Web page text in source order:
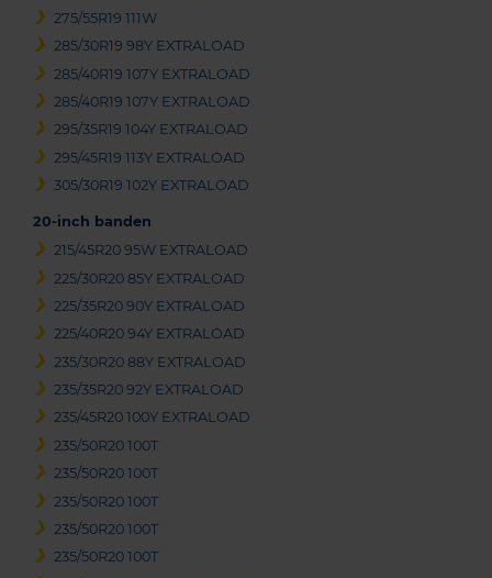
275/55R19 111W
285/30R19 98Y EXTRALOAD
285/40R19 107Y EXTRALOAD
285/40R19 107Y EXTRALOAD
295/35R19 104Y EXTRALOAD
295/45R19 113Y EXTRALOAD
305/30R19 102Y EXTRALOAD
20-inch banden
215/45R20 95W EXTRALOAD
225/30R20 85Y EXTRALOAD
225/35R20 90Y EXTRALOAD
225/40R20 94Y EXTRALOAD
235/30R20 88Y EXTRALOAD
235/35R20 92Y EXTRALOAD
235/45R20 100Y EXTRALOAD
235/50R20 100T
235/50R20 100T
235/50R20 100T
235/50R20 100T
235/50R20 100T